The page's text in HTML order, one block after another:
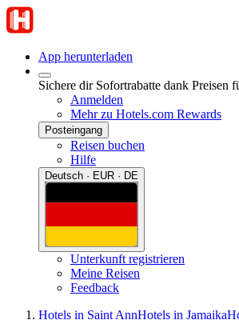
App herunterladen
Sichere dir Sofortrabatte dank Preisen
Anmelden
Mehr zu Hotels.com Rewards
Posteingang
Reisen buchen
Hilfe
Deutsch · EUR · DE
Unterkunft registrieren
Meine Reisen
Feedback
Hotels in Saint AnnHotels in Jamaika